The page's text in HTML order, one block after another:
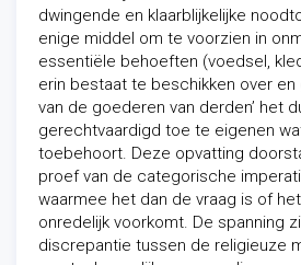
dwingende en klaarblijkelijke
enige middel om te voorzien in
essentiële behoeften (voedsel,
erin bestaat te beschikken over en
van de goederen van derden’ het
gerechtvaardigd toe te eigenen
toebehoort. Deze opvatting
proef van de categorische
waarmee het dan de vraag is of
onredelijk voorkomt. De spanning
discrepantie tussen de religieuze